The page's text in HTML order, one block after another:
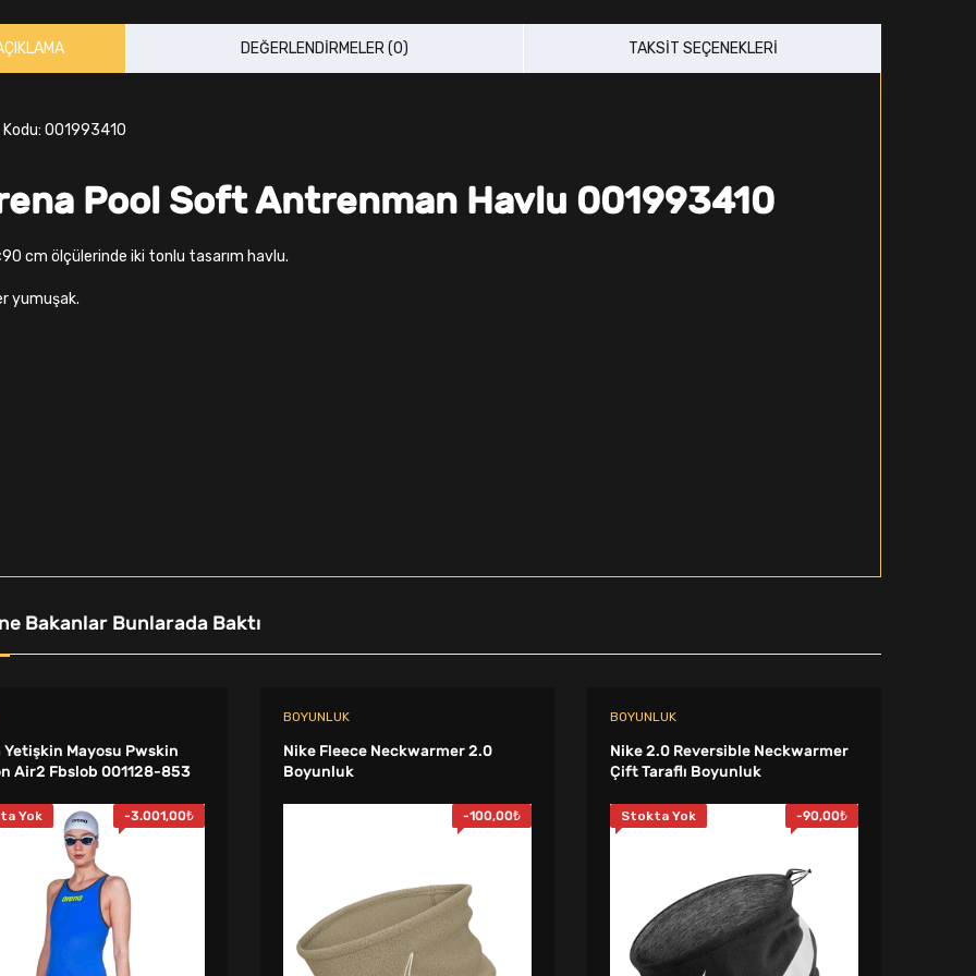
DEĞERLENDIRMELER (0) TAKSIT SEÇENEKLERI
Kodu: 001993410
Pool Soft Antrenman Havlu 001993410
cm ölçülerinde iki tonlu tasarım havlu.
yumuşak.
Bakanlar Bunlarada Baktı
Yetişkin Mayosu Pwskin
Air2 Fbslob 001128-853
Yok -3.001,00₺
BOYUNLUK
Nike Fleece Neckwarmer 2.0
Boyunluk
-100,00₺
BOYUNLUK
Nike 2.0 Reversible Neckwarmer
Çift Taraflı Boyunluk
Stokta Yok -90,00₺